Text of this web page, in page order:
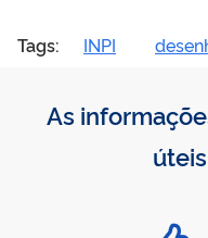
Tags: INPI
As